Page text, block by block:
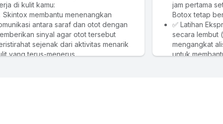
di kulit kamu:
Skintox membantu menenangkan
antara saraf dan otot dengan
sinyal agar otot tersebut
sejenak dari aktivitas menarik
yang terus-menerus.
jam pertama
Botox tetap
✅ Latihan
secara lembut
mengangkat
untuk